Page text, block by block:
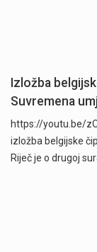
Izložba
Suvremena
https://youtu.be/
izložba belgijske
Riječ je o drugoj